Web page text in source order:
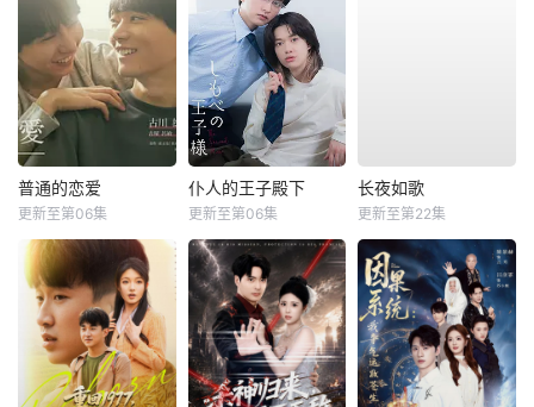
普通的恋爱
更新至第06集
仆人的王子殿下
更新至第06集
长夜如歌
更新至第22集